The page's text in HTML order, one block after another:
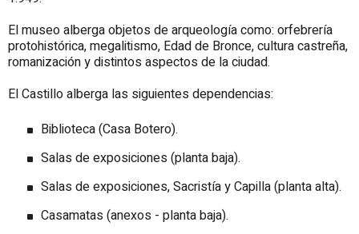
El museo alberga objetos de arqueología como: orfebrería
protohistórica, megalitismo, Edad de Bronce, cultura castreña,
romanización y distintos aspectos de la ciudad.
El Castillo alberga las siguientes dependencias:
Biblioteca (Casa Botero).
Salas de exposiciones (planta baja).
Salas de exposiciones, Sacristía y Capilla (planta alta).
Casamatas (anexos - planta baja).